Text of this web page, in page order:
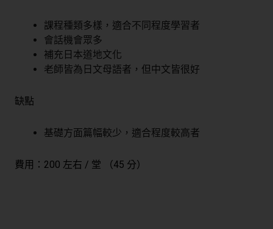
課程種類多樣，適合不同程度學習者
會話機會眾多
補充日本道地文化
老師皆為日文母語者，但中文皆很好
缺點
基礎方面篇幅較少，適合程度較高者
費用：200 左右 / 堂 （45 分）